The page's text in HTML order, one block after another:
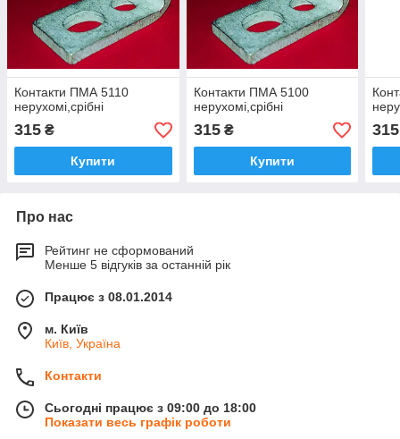
Контакти ПМА 5110
нерухомі,срібні
315 ₴
Купити
Контакти ПМА 5100
нерухомі,срібні
315₴
Купити
315
Про нас
Рейтинг не сформований
Менше 5 відгуків за останній рік
Працює з 08.01.2014
м. Київ
Київ, Україна
Контакти
Сьогодні працює з 09:00 до 18:00
Показати весь графік роботи